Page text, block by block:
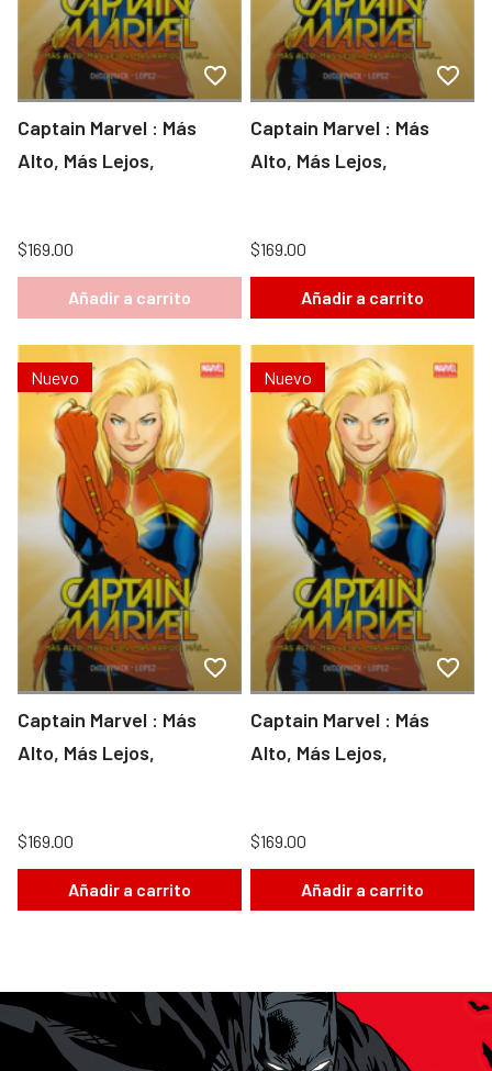
Captain Marvel : Más
Alto, Más Lejos,
$169.00
Añadir a carrito
Captain Marvel : Más
Alto, Más Lejos,
$169.00
Añadir a carrito
Nuevo
Captain Marvel : Más
Alto, Más Lejos,
$169.00
Añadir a carrito
Nuevo
Captain Marvel : Más
Alto, Más Lejos,
$169.00
Añadir a carrito